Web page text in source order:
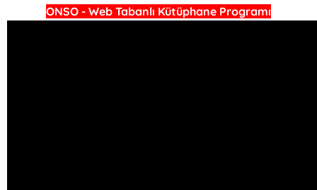
ONSO - Web Tabanlı Kütüphane Programı